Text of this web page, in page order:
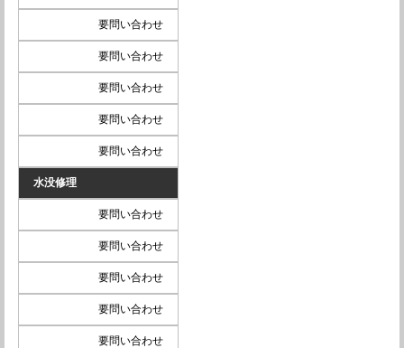
要問い合わせ
要問い合わせ
要問い合わせ
要問い合わせ
要問い合わせ
水没修理
要問い合わせ
要問い合わせ
要問い合わせ
要問い合わせ
要問い合わせ